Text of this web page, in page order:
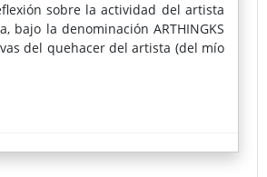
sobre la actividad del artista
la denominación ARTHINGKS
del quehacer del artista (del mío
caso, discursivos, plásticos y/o